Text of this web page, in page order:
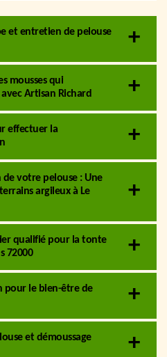
et entretien de pelouse
mousses qui
Artisan Richard
effectuer la
votre pelouse : Une
argileux à Le
qualifié pour la tonte
72000
pour le bien-être de
et démoussage